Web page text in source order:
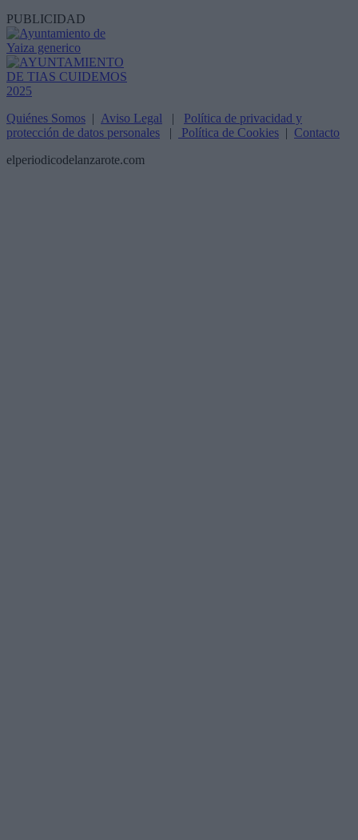
PUBLICIDAD
Quiénes Somos | Aviso Legal | Política de privacidad y
protección de datos personales | Política de Cookies | Contacto
elperiodicodelanzarote.com